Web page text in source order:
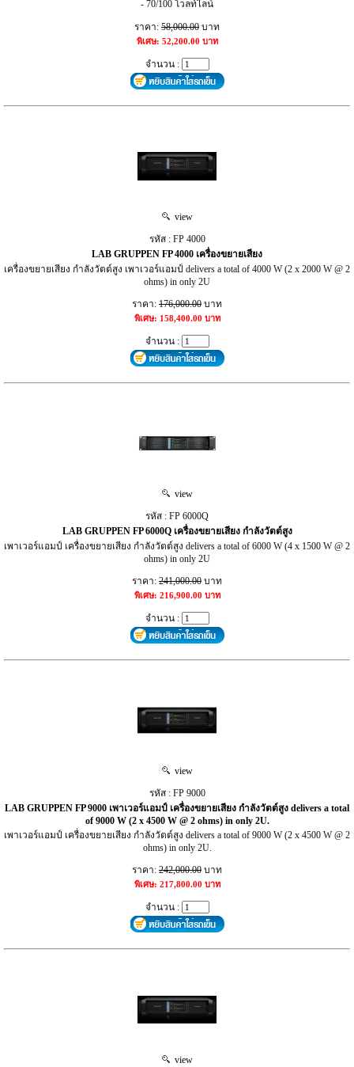
- 70/100 โวลท์ไลน์
ราคา: 58,000.00 บาท
พิเศษ: 52,200.00 บาท
จำนวน :
view
รหัส : FP 4000
LAB GRUPPEN FP 4000 เครื่องขยายเสียง
เครื่องขยายเสียง กำลังวัตต์สูง เพาเวอร์แอมป์ delivers a total of 4000 W (2 x 2000 W @ 2
ohms) in only 2U
ราคา: 176,000.00 บาท
พิเศษ: 158,400.00 บาท
จำนวน :
view
รหัส : FP 6000Q
LAB GRUPPEN FP 6000Q เครื่องขยายเสียง กำลังวัตต์สูง
เพาเวอร์แอมป์ เครื่องขยายเสียง กำลังวัตต์สูง delivers a total of 6000 W (4 x 1500 W @ 2
ohms) in only 2U
ราคา: 241,000.00 บาท
พิเศษ: 216,900.00 บาท
จำนวน :
view
รหัส : FP 9000
LAB GRUPPEN FP 9000 เพาเวอร์แอมป์ เครื่องขยายเสียง กำลังวัตต์สูง delivers a total
of 9000 W (2 x 4500 W @ 2 ohms) in only 2U.
เพาเวอร์แอมป์ เครื่องขยายเสียง กำลังวัตต์สูง delivers a total of 9000 W (2 x 4500 W @ 2
ohms) in only 2U.
ราคา: 242,000.00 บาท
พิเศษ: 217,800.00 บาท
จำนวน :
view